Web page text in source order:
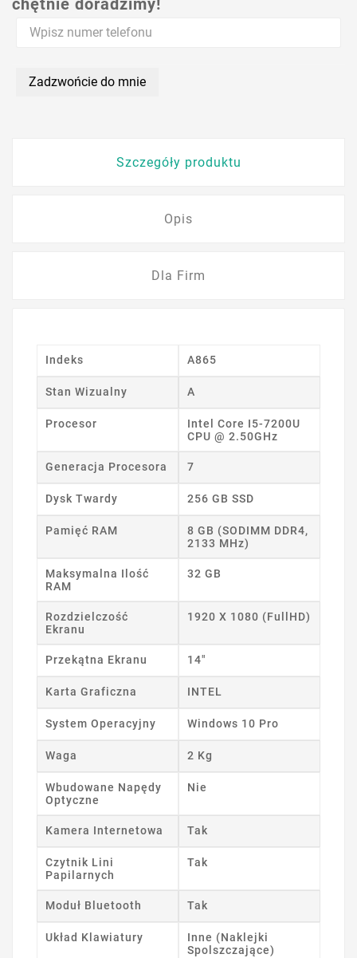
chętnie doradzimy!
Zadzwońcie do mnie
Szczegóły produktu
Opis
Dla Firm
Indeks A865
Stan Wizualny A
Procesor
Intel Core I5-7200U
CPU @ 2.50GHz
Generacja Procesora 7
Dysk Twardy 256 GB SSD
Pamięć RAM
8 GB (SODIMM DDR4,
2133 MHz)
Maksymalna Ilość
RAM
32 GB
Rozdzielczość
Ekranu
1920 X 1080 (FullHD)
Przekątna Ekranu 14"
Karta Graficzna INTEL
System Operacyjny Windows 10 Pro
Waga 2 Kg
Wbudowane Napędy
Optyczne
Nie
Kamera Internetowa Tak
Czytnik Lini
Papilarnych
Tak
Moduł Bluetooth Tak
Układ Klawiatury
Inne (Naklejki
Spolszczające)